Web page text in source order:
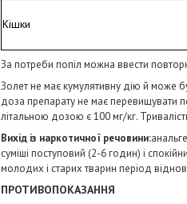
Кішки
За потреби попіл можна ввести
Золет не має кумулятивну дію й може
доза препарату не має перевищувати
літальною дозою є 100 мг/кг.
Вихід із наркотичної речовини:
суміші поступовий (2-6 годин) і
молодих і старих тварин період
ПРОТИВОПОКАЗАННЯ